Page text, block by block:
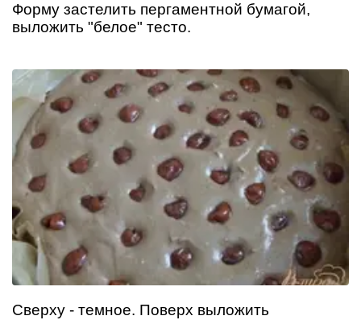
Форму застелить пергаментной бумагой,
выложить "белое" тесто.
Сверху - темное. Поверх выложить